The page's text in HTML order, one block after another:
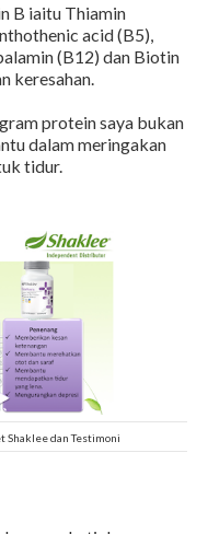
B iaitu Thiamin
acid (B5),
(B12) dan Biotin
keresahan.
protein saya bukan
dalam meringakan
tidur.
Shaklee dan Testimoni